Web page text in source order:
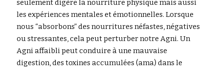
seulement digère la nourriture physique mais aussi
les expériences mentales et émotionnelles. Lorsque
nous “absorbons” des nourritures néfastes, négatives
ou stressantes, cela peut perturber notre Agni. Un
Agni affaibli peut conduire à une mauvaise
digestion, des toxines accumulées (ama) dans le